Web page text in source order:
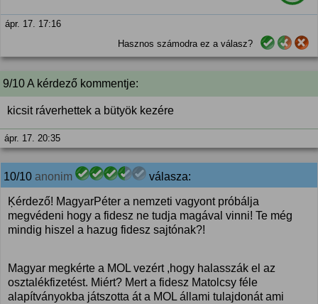
ápr. 17. 17:16
Hasznos számodra ez a válasz?
9/10 A kérdező kommentje:
kicsit ráverhettek a bütyök kezére
ápr. 17. 20:35
10/10 anonim válasza:
Ķérdező! MagyarPéter a nemzeti vagyont próbálja
megvédeni hogy a fidesz ne tudja magával vinni! Te még
mindig hiszel a hazug fidesz sajtónak?!
Magyar megkérte a MOL vezért ,hogy halasszák el az
osztalékfizetést. Miért? Mert a fidesz Matolcsy féle
alapítványokba játszotta át a MOL állami tulajdonát ami